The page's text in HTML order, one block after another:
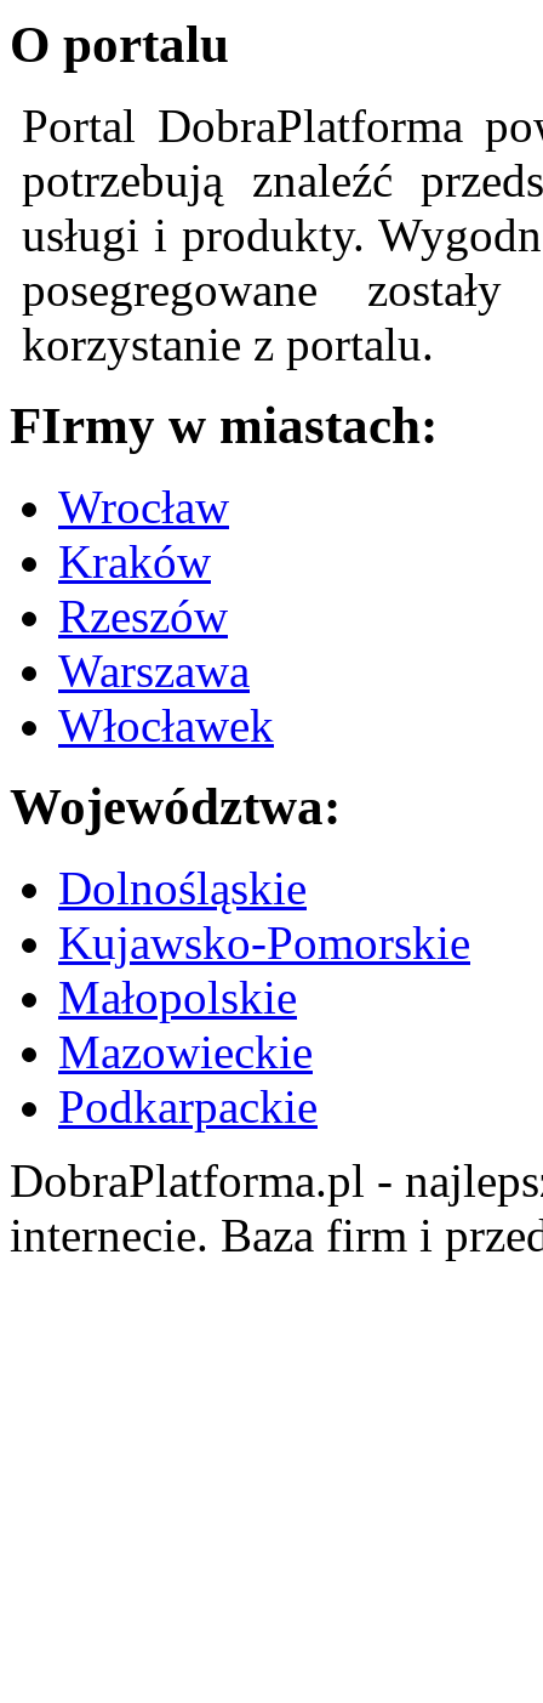
O portalu
Portal DobraPlatforma
potrzebują znaleźć
usługi i produkty.
posegregowane
korzystanie z portalu.
FIrmy w miastach:
Wrocław
Kraków
Rzeszów
Warszawa
Włocławek
Województwa:
Dolnośląskie
Kujawsko-Pomorskie
Małopolskie
Mazowieckie
Podkarpackie
DobraPlatforma.pl -
internecie. Baza firm i